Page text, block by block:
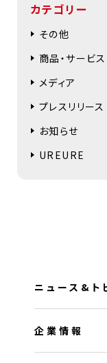
カテゴリー
その他
商品・サービス
メディア
プレスリリース
お知らせ
UREURE
ニュース&ト
企業情報